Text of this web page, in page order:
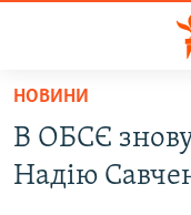
Перейти
основного
матеріалу
НОВИНИ
В ОБСЄ
Надію